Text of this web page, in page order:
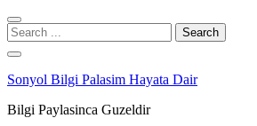
Skip
to
navigation
Skip
to
content
Search
for:
Sonyol Bilgi Palasim Hayata Dair
Bilgi Paylasinca Guzeldir